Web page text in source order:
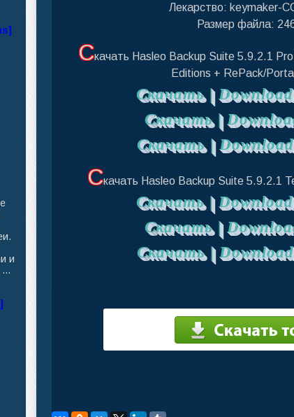
Лекарство: keymaker-
Размер файла:
Скачать Hasleo Backup Suite 5.9.2.1
Editions + RePack/
Скачать |
Скачать |
Скачать |
Скачать Hasleo Backup Suite 5.9.2.1
Скачать |
Скачать |
Скачать |
и